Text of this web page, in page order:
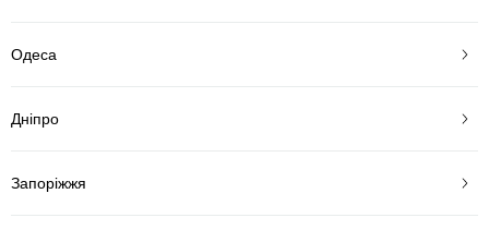
Одеса
Дніпро
Запоріжжя